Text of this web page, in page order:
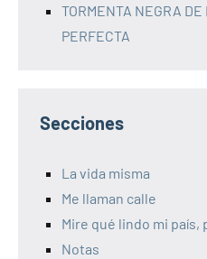
TORMENTA NEGRA
PERFECTA
Secciones
La vida misma
Me llaman calle
Mire qué lindo mi país,
Notas